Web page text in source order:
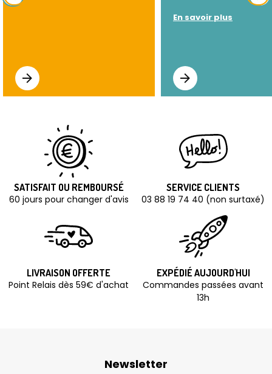
En savoir plus
SATISFAIT OU REMBOURSÉ
60 jours pour changer d'avis
SERVICE CLIENTS
03 88 19 74 40 (non surtaxé)
LIVRAISON OFFERTE
Point Relais dès 59€ d'achat
EXPÉDIÉ AUJOURD'HUI
Commandes passées avant
13h
Newsletter